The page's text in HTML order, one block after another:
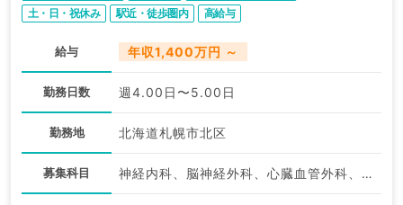
土・日・祝休み
駅近・徒歩圏内 高給与
給与 年収1,400万円 ～
勤務日数 週4.00日〜5.00日
勤務地 北海道札幌市北区
募集科目 神経内科、脳神経外科、心臓血管外科、一般内科、循環器内科、呼吸器内科、消化器内科、内分泌・代謝内科、腎臓内科、老年内科、外科系全般、一般外科、消化器外科、膠原病科、科目不問